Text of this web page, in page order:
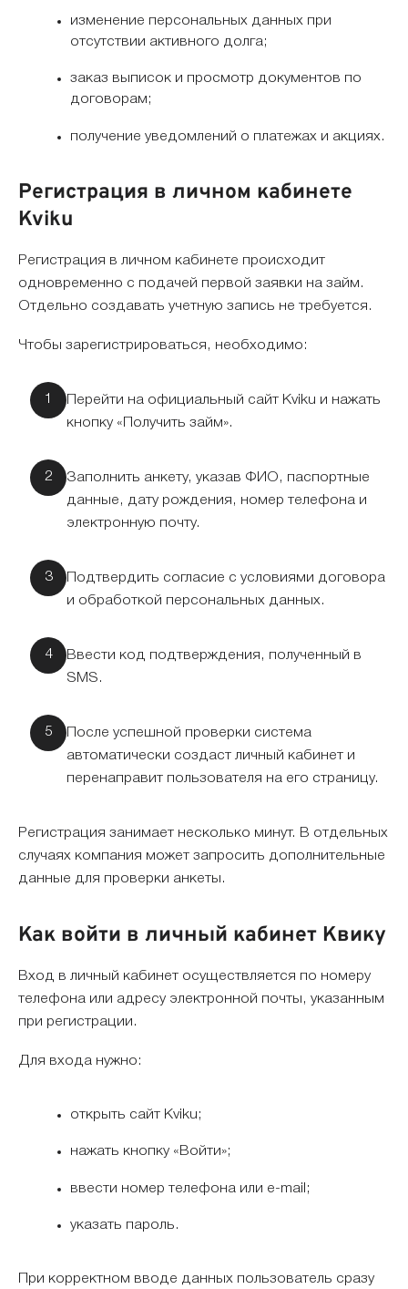
изменение персональных данных при
отсутствии активного долга;
заказ выписок и просмотр документов по
договорам;
получение уведомлений о платежах и акциях.
Регистрация в личном кабинете
Kviku
Регистрация в личном кабинете происходит
одновременно с подачей первой заявки на займ.
Отдельно создавать учетную запись не требуется.
Чтобы зарегистрироваться, необходимо:
Перейти на официальный сайт Kviku и нажать
кнопку «Получить займ».
Заполнить анкету, указав ФИО, паспортные
данные, дату рождения, номер телефона и
электронную почту.
Подтвердить согласие с условиями договора
и обработкой персональных данных.
Ввести код подтверждения, полученный в
SMS.
После успешной проверки система
автоматически создаст личный кабинет и
перенаправит пользователя на его страницу.
Регистрация занимает несколько минут. В отдельных
случаях компания может запросить дополнительные
данные для проверки анкеты.
Как войти в личный кабинет Квику
Вход в личный кабинет осуществляется по номеру
телефона или адресу электронной почты, указанным
при регистрации.
Для входа нужно:
открыть сайт Kviku;
нажать кнопку «Войти»;
ввести номер телефона или e-mail;
указать пароль.
При корректном вводе данных пользователь сразу